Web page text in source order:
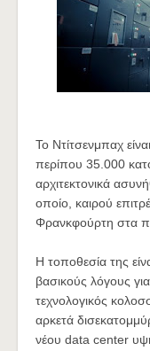
Το Ντίτσενμπαχ
περίπου 35.000
αρχιτεκτονικά
οποίο, καιρού
Φρανκφούρτη στα
Η τοποθεσία της
βασικούς λόγους
τεχνολογικός
αρκετά
νέου data center